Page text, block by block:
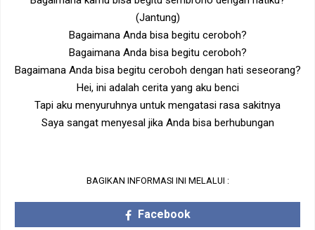
(Jantung)
Bagaimana Anda bisa begitu ceroboh?
Bagaimana Anda bisa begitu ceroboh?
Bagaimana Anda bisa begitu ceroboh dengan hati seseorang?
Hei, ini adalah cerita yang aku benci
Tapi aku menyuruhnya untuk mengatasi rasa sakitnya
Saya sangat menyesal jika Anda bisa berhubungan
BAGIKAN INFORMASI INI MELALUI :
Facebook